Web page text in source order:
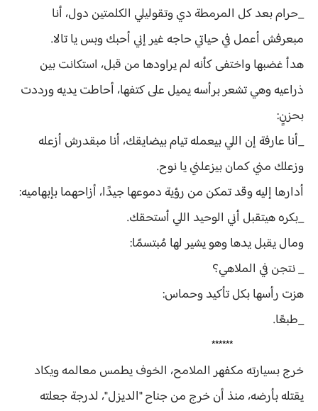
_حرام بعد كل المرمطة دي وتقوليلي الكلمتين دول، أنا
مبعرفش أعمل في حياتي حاجه غير إني أحبك وبس يا تالا.
هدأ غضبها واختفى كأنه لم يراودها من قبل، استكانت بين
ذراعيه وهي تشعر برأسه يميل على كتفها، أحاطت يديه ورددت
بحزنٍ:
_أنا عارفة إن اللي بيعمله تيام بيضايقك، أنا مبقدرش أزعله
وزعلك مني كمان بيزعلني يا نوح.
أدارها إليه وقد تمكن من رؤية دموعها جيدًا، أزاحهما بإبهاميه:
_بكره هيتقبل أني الوحيد اللي أستحقك.
ومال يقبل يدها وهو يشير لها مُبتسمًا:
_ نتجن في الملاهي؟
هزت رأسها بكل تأكيد وحماس:
_طبعًا.
******
خرج بسيارته مكفهر الملامح، الخوف يطمس معالمه ويكاد
يقتله بأرضه، منذ أن خرج من جناح "الديزل"، لدرجة جعلته